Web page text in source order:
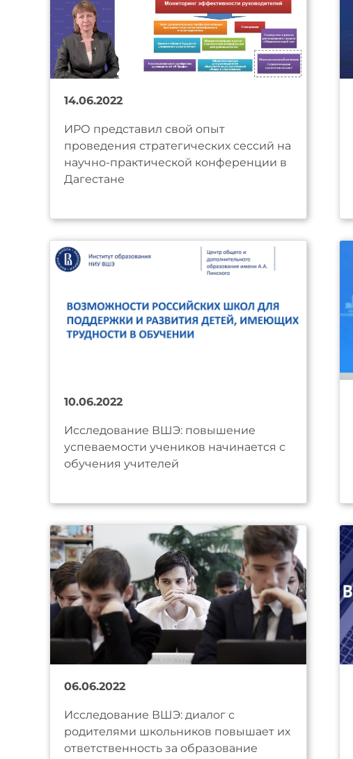
14.06.2022
ИРО представил свой опыт
проведения стратегических сессий на
научно-практической конференции в
Дагестане
10.06.2022
Исследование ВШЭ: повышение
успеваемости учеников начинается с
обучения учителей
06.06.2022
Исследование ВШЭ: диалог с
родителями школьников повышает их
ответственность за образование